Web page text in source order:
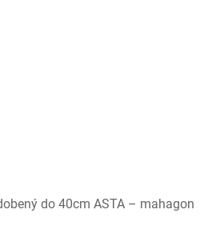
do 40cm ASTA – mahagon